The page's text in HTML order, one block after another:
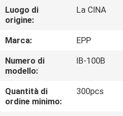
DI
NOI
VISITA
ALLA
FABBRICA
Luogo di
origine:
La CINA
Marca:
EPP
Numero di
modello:
IB-100B
Quantità di
ordine minimo:
300pcs